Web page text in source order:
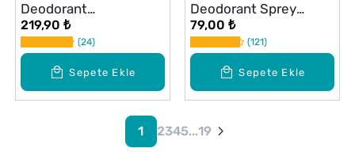
Sepete Ekle
Deodorant
Pearl&Beauty Fine
Fragrance 150 ml
219,90 ₺
24
Sepete Ekle
Deodorant Sprey
Pudrasız 150 ml
79,00 ₺
121
1 2345...19